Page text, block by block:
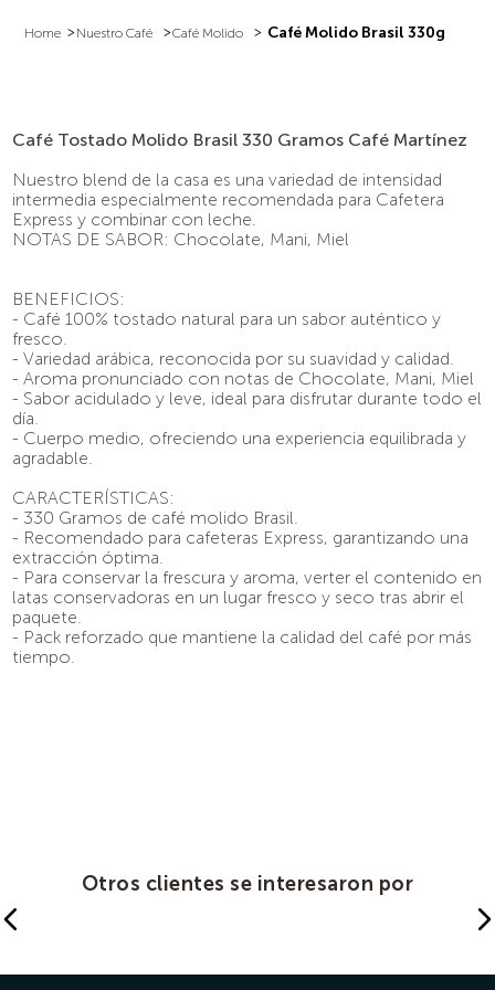
Nuestro Café Café Molido Café Molido Brasil 330g
Café Tostado Molido Brasil 330 Gramos Café Martínez
Nuestro blend de la casa es una variedad de intensidad
intermedia especialmente recomendada para Cafetera
Express y combinar con leche.
NOTAS DE SABOR: Chocolate, Mani, Miel
BENEFICIOS:
- Café 100% tostado natural para un sabor auténtico y
fresco.
- Variedad arábica, reconocida por su suavidad y calidad.
- Aroma pronunciado con notas de Chocolate, Mani, Miel
- Sabor acidulado y leve, ideal para disfrutar durante todo el
día.
- Cuerpo medio, ofreciendo una experiencia equilibrada y
agradable.
CARACTERÍSTICAS:
- 330 Gramos de café molido Brasil.
- Recomendado para cafeteras Express, garantizando una
extracción óptima.
- Para conservar la frescura y aroma, verter el contenido en
latas conservadoras en un lugar fresco y seco tras abrir el
paquete.
- Pack reforzado que mantiene la calidad del café por más
tiempo.
Otros clientes se interesaron por